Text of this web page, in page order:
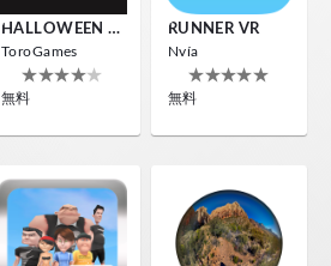
HALLOWEEN VR
ToroGames
無料
RUNNER VR
Nvía
無料